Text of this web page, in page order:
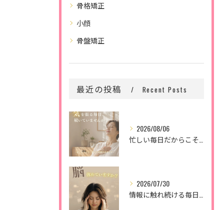
骨格矯正
小顔
骨盤矯正
最近の投稿 Recent Posts
2026/08/06
2026/07/30